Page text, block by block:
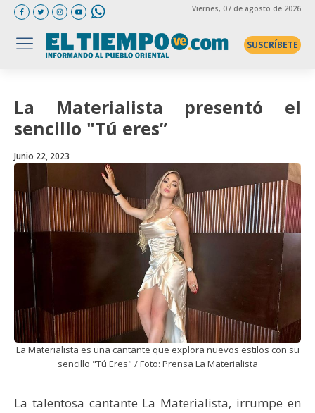
Viernes, 07 de agosto de 2026
SUSCRÍBETE
La Materialista presentó el
sencillo "Tú eres”
Junio 22, 2023
La Materialista es una cantante que explora nuevos estilos con su
sencillo "Tú Eres" / Foto: Prensa La Materialista
La talentosa cantante La Materialista, irrumpe en